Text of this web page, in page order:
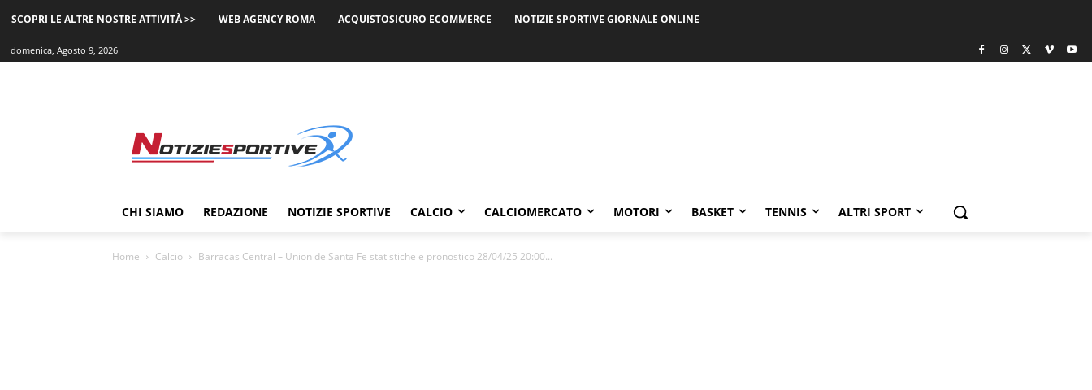
SCOPRI LE ALTRE NOSTRE ATTIVITÀ >> WEB AGENCY ROMA ACQUISTOSICURO ECOMMERCE NOTIZIE SPORTIVE GIORNALE ONLINE
domenica, Agosto 9, 2026
CHI SIAMO REDAZIONE NOTIZIE SPORTIVE CALCIO CALCIOMERCATO MOTORI BASKET TENNIS ALTRI SPORT
Home Calcio Barracas Central – Union de Santa Fe statistiche e pronostico 28/04/25 20:00...